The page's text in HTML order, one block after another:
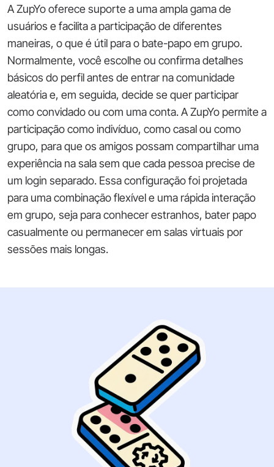
A ZupYo oferece suporte a uma ampla gama de
usuários e facilita a participação de diferentes
maneiras, o que é útil para o bate-papo em grupo.
Normalmente, você escolhe ou confirma detalhes
básicos do perfil antes de entrar na comunidade
aleatória e, em seguida, decide se quer participar
como convidado ou com uma conta. A ZupYo permite a
participação como indivíduo, como casal ou como
grupo, para que os amigos possam compartilhar uma
experiência na sala sem que cada pessoa precise de
um login separado. Essa configuração foi projetada
para uma combinação flexível e uma rápida interação
em grupo, seja para conhecer estranhos, bater papo
casualmente ou permanecer em salas virtuais por
sessões mais longas.